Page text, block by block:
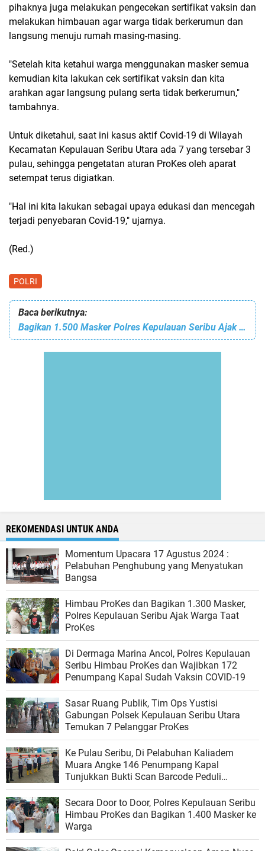
pihaknya juga melakukan pengecekan sertifikat vaksin dan
melakukan himbauan agar warga tidak berkerumun dan
langsung menuju rumah masing-masing.
"Setelah kita ketahui warga menggunakan masker semua
kemudian kita lakukan cek sertifikat vaksin dan kita
arahkan agar langsung pulang serta tidak berkerumun,"
tambahnya.
Untuk diketahui, saat ini kasus aktif Covid-19 di Wilayah
Kecamatan Kepulauan Seribu Utara ada 7 yang tersebar 3
pulau, sehingga pengetatan aturan ProKes oleh aparat
setempat terus digiatkan.
"Hal ini kita lakukan sebagai upaya edukasi dan mencegah
terjadi penyebaran Covid-19," ujarnya.
(Red.)
POLRI
Baca berikutnya:
Bagikan 1.500 Masker Polres Kepulauan Seribu Ajak Warga Patuhi ProKes
REKOMENDASI UNTUK ANDA
Momentum Upacara 17 Agustus 2024 :
Pelabuhan Penghubung yang Menyatukan
Bangsa
Himbau ProKes dan Bagikan 1.300 Masker,
Polres Kepulauan Seribu Ajak Warga Taat
ProKes
Di Dermaga Marina Ancol, Polres Kepulauan
Seribu Himbau ProKes dan Wajibkan 172
Penumpang Kapal Sudah Vaksin COVID-19
Sasar Ruang Publik, Tim Ops Yustisi
Gabungan Polsek Kepulauan Seribu Utara
Temukan 7 Pelanggar ProKes
Ke Pulau Seribu, Di Pelabuhan Kaliadem
Muara Angke 146 Penumpang Kapal
Tunjukkan Bukti Scan Barcode Peduli
Lindungi
Secara Door to Door, Polres Kepulauan Seribu
Himbau ProKes dan Bagikan 1.400 Masker ke
Warga